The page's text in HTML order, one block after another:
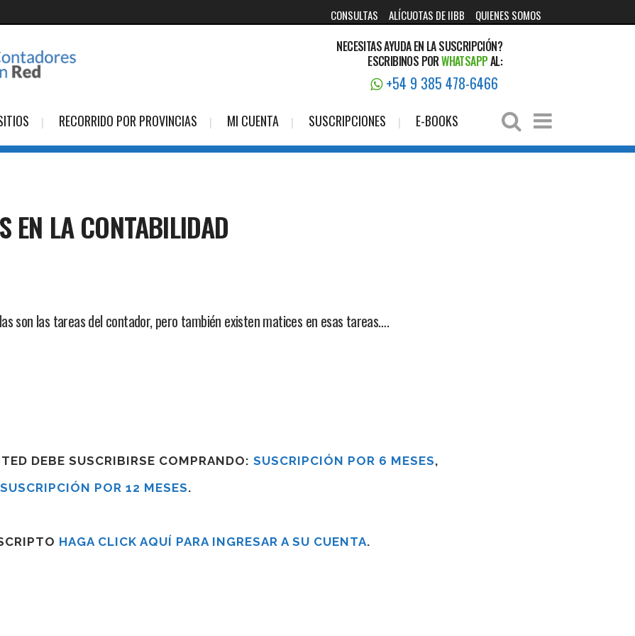
CONSULTAS ALÍCUOTAS DE IIBB QUIENES SOMOS
NECESITAS AYUDA EN LA SUSCRIPCIÓN?
ESCRIBINOS PORWHATSAPPAL:
+54 9 385 478-6466
RECORRIDO POR PROVINCIAS MI CUENTA SUSCRIPCIONES E-BOOKS
EN LA CONTABILIDAD
son las tareas del contador, pero también existen matices en esas tareas….
DEBE SUSCRIBIRSE COMPRANDO: SUSCRIPCIÓN POR 6 MESES,
SUSCRIPCIÓN POR 12 MESES.
HAGA CLICK AQUÍ PARA INGRESAR A SU CUENTA.